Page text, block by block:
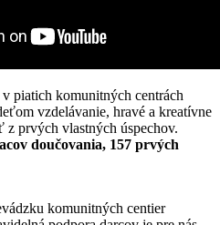
piatich komunitných centrách
vzdelávanie, hravé a kreatívne
z prvých vlastných úspechov.
doučovania, 157 prvých
komunitných centier